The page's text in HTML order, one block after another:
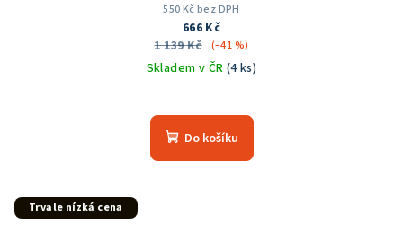
550 Kč bez DPH
666 Kč
1 139 Kč
(–41 %)
Skladem v ČR (4 ks)
hodnocení
produktu
Do košíku
Trvale nízká cena